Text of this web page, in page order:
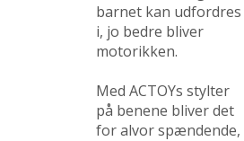
barnet kan udfordres
i, jo bedre bliver
motorikken.
Med ACTOYs stylter
på benene bliver det
for alvor spændende,